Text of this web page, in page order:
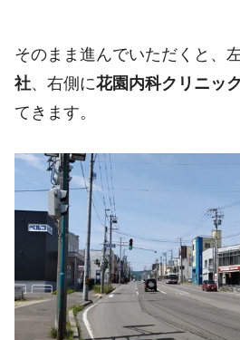
そのまま進んでいただくと、
社、右側に花園内科クリニック
てきます。